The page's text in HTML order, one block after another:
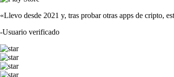
«Llevo desde 2021 y, tras probar otras apps de cripto,
-Usuario verificado